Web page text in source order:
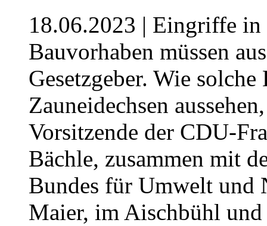
18.06.2023 | Eingriffe in
Bauvorhaben müssen
Gesetzgeber. Wie
Zauneidechsen
Vorsitzende der CDU-
Bächle, zusammen mit
Bundes für Umwelt und
Maier, im Aischbühl